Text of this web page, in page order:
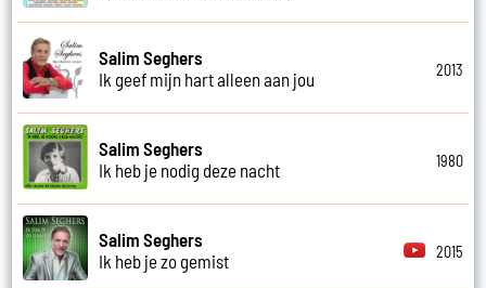
Salim Seghers
Ik geef mijn hart alleen aan jou
2013
Salim Seghers
Ik heb je nodig deze nacht
1980
Salim Seghers
Ik heb je zo gemist
2015